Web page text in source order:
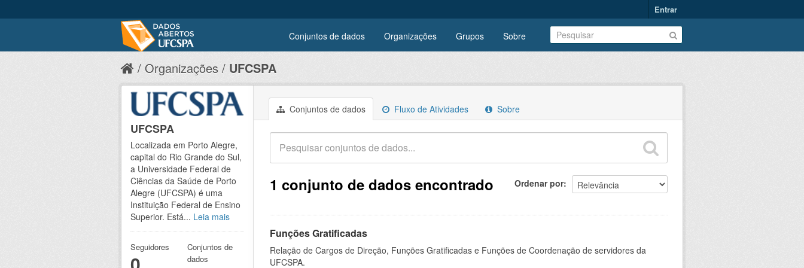
Entrar
Conjuntos de dados Organizações Grupos Sobre
Organizações UFCSPA
Conjuntos de dados Fluxo de Atividades Sobre
Ordenar por
1 conjunto de dados encontrado
Funções Gratificadas
Relação de Cargos de Direção, Funções Gratificadas e Funções de Coordenação de servidores da
UFCSPA.
UFCSPA
Localizada em Porto Alegre,
capital do Rio Grande do Sul,
a Universidade Federal de
Ciências da Saúde de Porto
Alegre (UFCSPA) é uma
Instituição Federal de Ensino
Superior. Está... Leia mais
Seguidores
Conjuntos de
dados